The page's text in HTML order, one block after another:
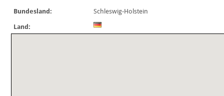
Bundesland: Schleswig-Holstein
Land: